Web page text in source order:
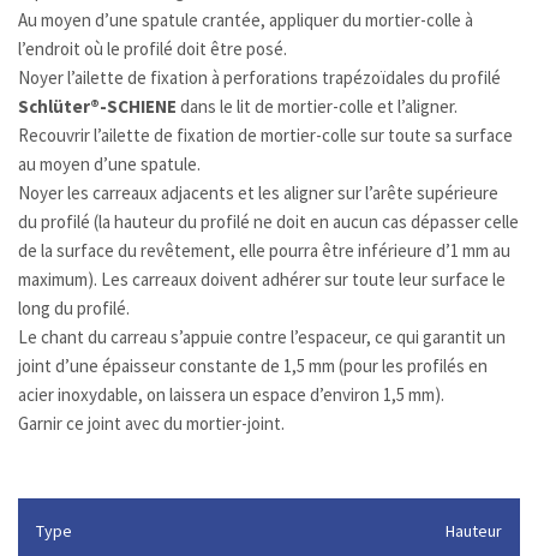
Au moyen d’une spatule crantée, appliquer du mortier-colle à
l’endroit où le profilé doit être posé.
Noyer l’ailette de fixation à perforations trapézoïdales du profilé
Schlüter®-SCHIENE dans le lit de mortier-colle et l’aligner.
Recouvrir l’ailette de fixation de mortier-colle sur toute sa surface
au moyen d’une spatule.
Noyer les carreaux adjacents et les aligner sur l’arête supérieure
du profilé (la hauteur du profilé ne doit en aucun cas dépasser celle
de la surface du revêtement, elle pourra être inférieure d’1 mm au
maximum). Les carreaux doivent adhérer sur toute leur surface le
long du profilé.
Le chant du carreau s’appuie contre l’espaceur, ce qui garantit un
joint d’une épaisseur constante de 1,5 mm (pour les profilés en
acier inoxydable, on laissera un espace d’environ 1,5 mm).
Garnir ce joint avec du mortier-joint.
Type Hauteur